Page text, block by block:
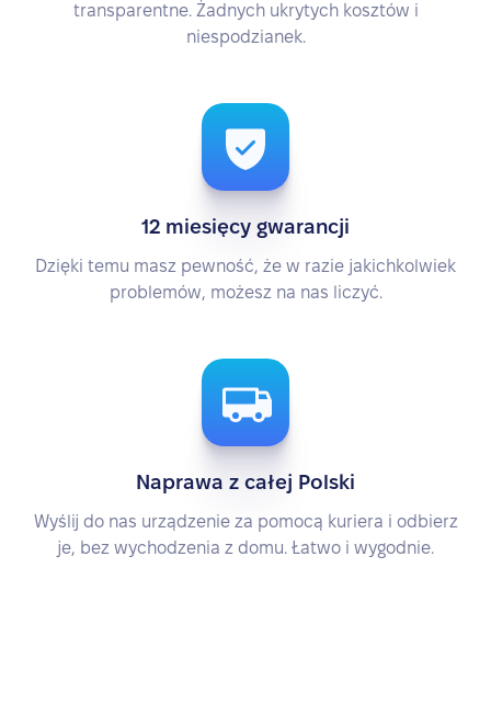
transparentne. Żadnych ukrytych kosztów i
niespodzianek.
12 miesięcy gwarancji
Dzięki temu masz pewność, że w razie jakichkolwiek
problemów, możesz na nas liczyć.
Naprawa z całej Polski
Wyślij do nas urządzenie za pomocą kuriera i odbierz
je, bez wychodzenia z domu. Łatwo i wygodnie.